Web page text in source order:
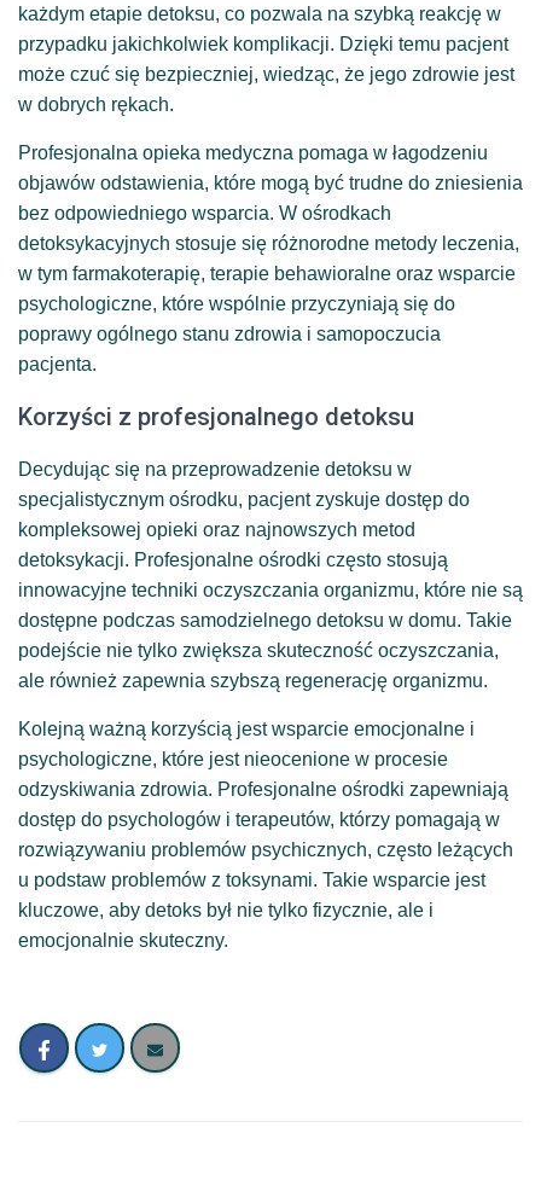
każdym etapie detoksu, co pozwala na szybką reakcję w
przypadku jakichkolwiek komplikacji. Dzięki temu pacjent
może czuć się bezpieczniej, wiedząc, że jego zdrowie jest
w dobrych rękach.
Profesjonalna opieka medyczna pomaga w łagodzeniu
objawów odstawienia, które mogą być trudne do zniesienia
bez odpowiedniego wsparcia. W ośrodkach
detoksykacyjnych stosuje się różnorodne metody leczenia,
w tym farmakoterapię, terapie behawioralne oraz wsparcie
psychologiczne, które wspólnie przyczyniają się do
poprawy ogólnego stanu zdrowia i samopoczucia
pacjenta.
Korzyści z profesjonalnego detoksu
Decydując się na przeprowadzenie detoksu w
specjalistycznym ośrodku, pacjent zyskuje dostęp do
kompleksowej opieki oraz najnowszych metod
detoksykacji. Profesjonalne ośrodki często stosują
innowacyjne techniki oczyszczania organizmu, które nie są
dostępne podczas samodzielnego detoksu w domu. Takie
podejście nie tylko zwiększa skuteczność oczyszczania,
ale również zapewnia szybszą regenerację organizmu.
Kolejną ważną korzyścią jest wsparcie emocjonalne i
psychologiczne, które jest nieocenione w procesie
odzyskiwania zdrowia. Profesjonalne ośrodki zapewniają
dostęp do psychologów i terapeutów, którzy pomagają w
rozwiązywaniu problemów psychicznych, często leżących
u podstaw problemów z toksynami. Takie wsparcie jest
kluczowe, aby detoks był nie tylko fizycznie, ale i
emocjonalnie skuteczny.